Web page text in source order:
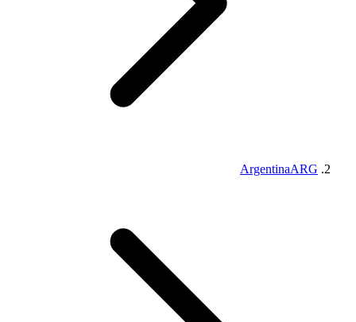
ArgentinaARG